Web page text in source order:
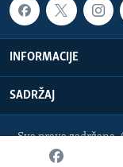
INFORMACIJE
SADRŽAJ
Sva prava
bosnian-